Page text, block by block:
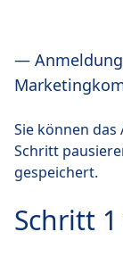
—
Sie können
Schritt
gespeichert.
Schritt